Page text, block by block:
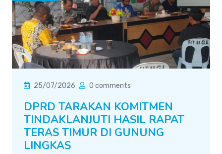
25/07/2026 0 comments
DPRD TARAKAN KOMITMEN
TINDAKLANJUTI HASIL RAPAT
TERAS TIMUR DI GUNUNG
LINGKAS